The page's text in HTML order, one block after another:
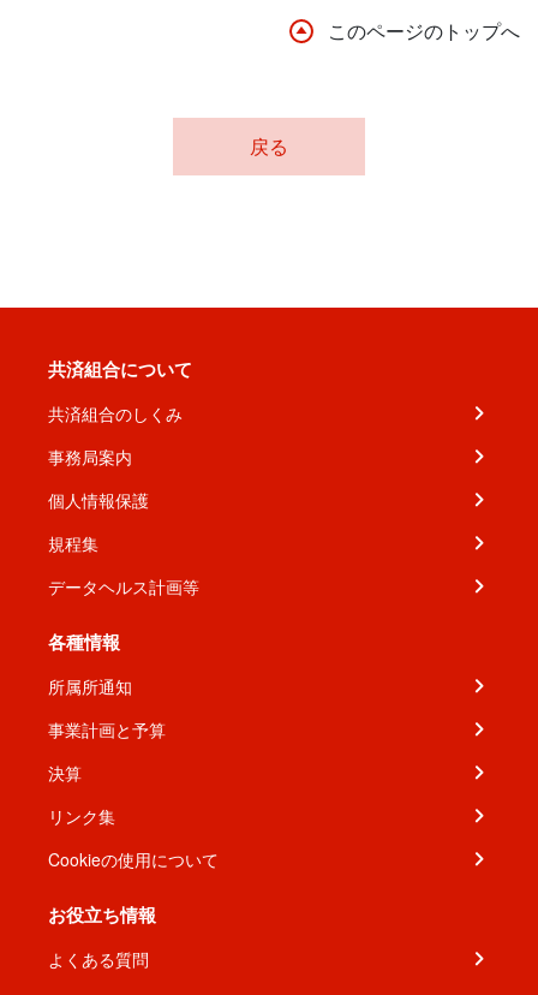
このページのトップへ
戻る
共済組合について
共済組合のしくみ
事務局案内
個人情報保護
規程集
データヘルス計画等
各種情報
所属所通知
事業計画と予算
決算
リンク集
Cookieの使用について
お役立ち情報
よくある質問